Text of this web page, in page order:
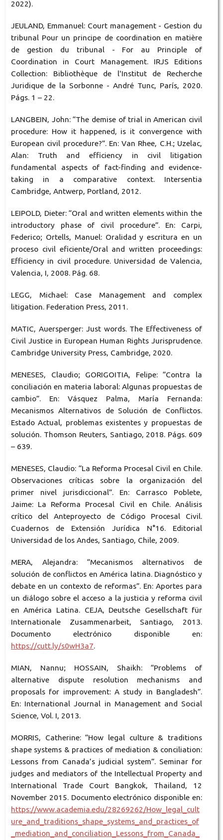
2022).
JEULAND, Emmanuel: Court management - Gestion du
tribunal Pour un principe de coordination en matière
de gestion du tribunal - For au Principle of
Coordination in Court Management. IRJS Editions
Collection: Bibliothèque de l'Institut de Recherche
Juridique de la Sorbonne - André Tunc, París, 2020.
Págs. 1 – 22.
LANGBEIN, John: “The demise of trial in American civil
procedure: How it happened, is it convergence with
European civil procedure?”. En: Van Rhee, C.H.; Uzelac,
Alan: Truth and efficiency in civil litigation
fundamental aspects of fact-finding and evidence-
taking in a comparative context. Intersentia
Cambridge, Antwerp, Portland, 2012.
LEIPOLD, Dieter: “Oral and written elements within the
introductory phase of civil procedure”. En: Carpi,
Federico; Ortells, Manuel: Oralidad y escritura en un
proceso civil eficiente/Oral and written proceedings:
Efficiency in civil procedure. Universidad de Valencia,
Valencia, I, 2008. Pág. 68.
LEGG, Michael: Case Management and complex
litigation. Federation Press, 2011.
MATIC, Auersperger: Just words. The Effectiveness of
Civil Justice in European Human Rights Jurisprudence.
Cambridge University Press, Cambridge, 2020.
MENESES, Claudio; GORIGOITIA, Felipe: “Contra la
conciliación en materia laboral: Algunas propuestas de
cambio”. En: Vásquez Palma, María Fernanda:
Mecanismos Alternativos de Solución de Conflictos.
Estado Actual, problemas existentes y propuestas de
solución. Thomson Reuters, Santiago, 2018. Págs. 609
– 639.
MENESES, Claudio: “La Reforma Procesal Civil en Chile.
Observaciones críticas sobre la organización del
primer nivel jurisdiccional”. En: Carrasco Poblete,
Jaime: La Reforma Procesal Civil en Chile. Análisis
crítico del Anteproyecto de Código Procesal Civil.
Cuadernos de Extensión Jurídica N°16. Editorial
Universidad de los Andes, Santiago, Chile, 2009.
MERA, Alejandra: “Mecanismos alternativos de
solución de conflictos en América latina. Diagnóstico y
debate en un contexto de reformas”. En: Aportes para
un diálogo sobre el acceso a la justicia y reforma civil
en América Latina. CEJA, Deutsche Gesellschaft für
Internationale Zusammenarbeit, Santiago, 2013.
Documento electrónico disponible en:
https://cutt.ly/s0wH3a7.
MIAN, Nannu; HOSSAIN, Shaikh: “Problems of
alternative dispute resolution mechanisms and
proposals for improvement: A study in Bangladesh”.
En: International Journal in Management and Social
Science, Vol. I, 2013.
MORRIS, Catherine: “How legal culture & traditions
shape systems & practices of mediation & conciliation:
Lessons from Canada’s judicial system”. Seminar for
judges and mediators of the Intellectual Property and
International Trade Court Bangkok, Thailand, 12
November 2015. Documento electrónico disponible en:
https://www.academia.edu/28269262/How_legal_cult
ure_and_traditions_shape_systems_and_practices_of
_mediation_and_conciliation_Lessons_from_Canada_